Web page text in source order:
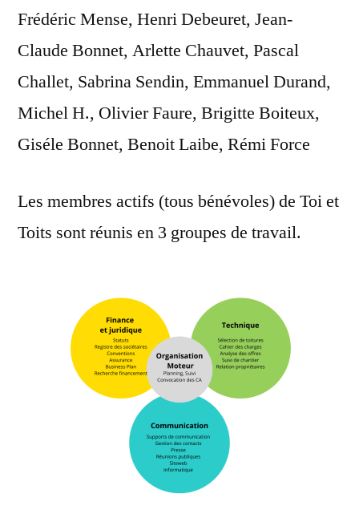
Frédéric Mense, Henri Debeuret, Jean-
Claude Bonnet, Arlette Chauvet, Pascal
Challet, Sabrina Sendin, Emmanuel Durand,
Michel H., Olivier Faure, Brigitte Boiteux,
Giséle Bonnet, Benoit Laibe, Rémi Force
Les membres actifs (tous bénévoles) de Toi et
Toits sont réunis en 3 groupes de travail.